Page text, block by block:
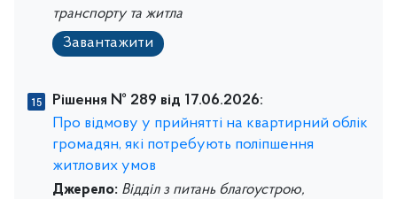
транспорту та житла
Завантажити
Рішення № 289 від 17.06.2026:
Про відмову у прийнятті на квартирний облік
громадян, які потребують поліпшення
житлових умов
Джерело: Відділ з питань благоустрою,